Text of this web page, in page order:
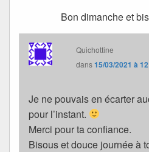
Bon dimanche et
Quichottine
dans15/03/2021 à
Je ne pouvais en écarter
pour l’instant.
Merci pour ta confiance.
Bisous et douce journée à